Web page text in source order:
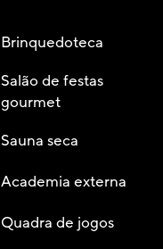
Brinquedoteca
Salão de festas
gourmet
Sauna seca
Academia externa
Quadra de jogos